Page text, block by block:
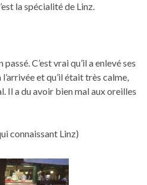
la spécialité de Linz.
C’est vrai qu’il a enlevé ses
et qu’il était très calme,
Il a du avoir bien mal aux oreilles
connaissant Linz)